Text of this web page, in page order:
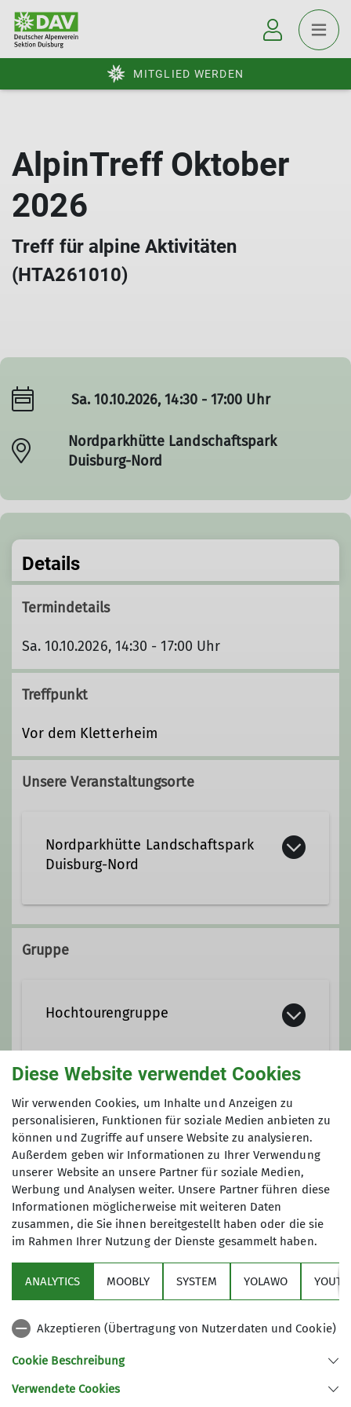
MITGLIED WERDEN
AlpinTreff Oktober
2026
Treff für alpine Aktivitäten
(HTA261010)
Sa. 10.10.2026, 14:30 - 17:00 Uhr
Nordparkhütte Landschaftspark
Duisburg-Nord
Details
Termindetails
Sa. 10.10.2026, 14:30 - 17:00 Uhr
Treffpunkt
Vor dem Kletterheim
Unsere Veranstaltungsorte
Nordparkhütte Landschaftspark
Duisburg-Nord
Emscherstraße 71
Gruppe
Hochtourengruppe
Hochtouren sind das Herzstück
alpiner Unternehmungen. Sie
verbinden alle Formen des alpinen
Bergsteigens: Gipfelbesteigungen und
-überschreitungen mit
Gletscherbegehungen, Aufstiegen über
steile Firnfelder, Überwinden von
Eisflanken, Wandern über Moränen-,
Schrofen- und Blockgelände und auf
alpinen Wegen, Klettertouren in allen
sie mit Aufstiegen über 3000
der Wetteränderungen und den
sonstigen Bedingungen im alpinen
Raum immer anspruchsvoll.
Unsere Hochtourengruppe besteht
Hochtourentreffen
Hier findet ihr aktuelle Termine und
Infos zu unseren kommenden Treffen.
Kontakt aufnehmen
Sektion
Service
Sektion Duisburg des Deutschen Alpenvereins e.V.
Diese Website verwendet Cookies
Wir verwenden Cookies, um Inhalte und Anzeigen zu
personalisieren, Funktionen für soziale Medien anbieten zu
können und Zugriffe auf unsere Website zu analysieren.
Außerdem geben wir Informationen zu Ihrer Verwendung
unserer Website an unsere Partner für soziale Medien,
Werbung und Analysen weiter. Unsere Partner führen diese
Informationen möglicherweise mit weiteren Daten
zusammen, die Sie ihnen bereitgestellt haben oder die sie
im Rahmen Ihrer Nutzung der Dienste gesammelt haben.
ANALYTICS MOOBLY SYSTEM YOLAWO
Akzeptieren (Übertragung von Nutzerdaten und Cookie)
Cookie Beschreibung
Verwendete Cookies